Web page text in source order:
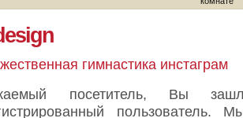
гимнастика инстаграм
посетитель, Вы
пользователь.